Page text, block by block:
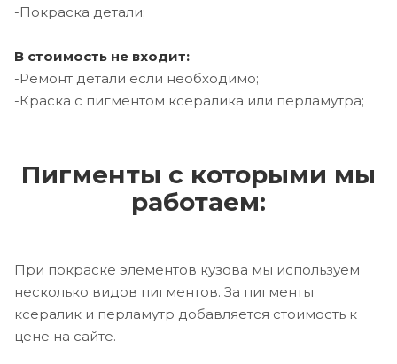
-Покраска детали;
В стоимость не входит:
-Ремонт детали если необходимо;
-Краска с пигментом ксералика или перламутра;
Пигменты с которыми мы
работаем:
При покраске элементов кузова мы используем
несколько видов пигментов. За пигменты
ксералик и перламутр добавляется стоимость к
цене на сайте.